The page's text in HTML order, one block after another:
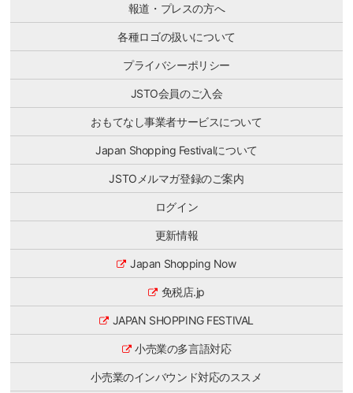
報道・プレスの方へ
各種ロゴの扱いについて
プライバシーポリシー
JSTO会員のご入会
おもてなし事業者サービスについて
Japan Shopping Festivalについて
JSTOメルマガ登録のご案内
ログイン
更新情報
Japan Shopping Now
免税店.jp
JAPAN SHOPPING FESTIVAL
小売業の多言語対応
小売業のインバウンド対応のススメ